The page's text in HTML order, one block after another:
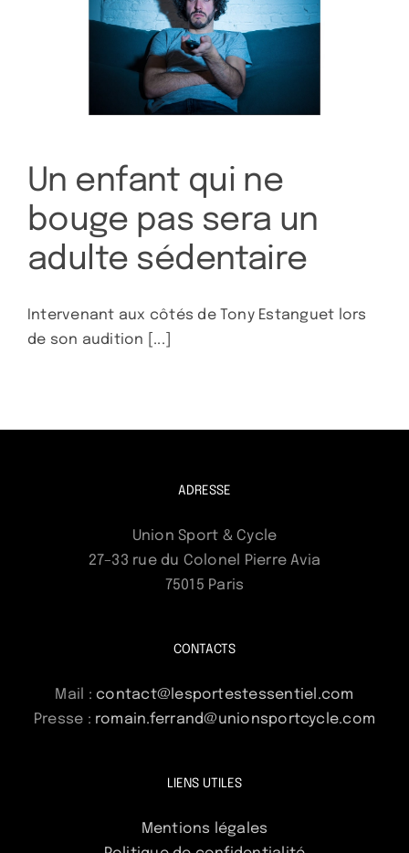
Un enfant qui ne
bouge pas sera un
adulte sédentaire
Intervenant aux côtés de Tony Estanguet lors
de son audition [...]
ADRESSE
Union Sport & Cycle
27–33 rue du Colonel Pierre Avia
75015 Paris
CONTACTS
Mail : contact@lesportestessentiel.com
Presse : romain.ferrand@unionsportcycle.com
LIENS UTILES
Mentions légales